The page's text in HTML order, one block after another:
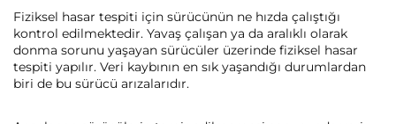
Fiziksel hasar tespiti için sürücünün ne hızda çalıştığı
kontrol edilmektedir. Yavaş çalışan ya da aralıklı olarak
donma sorunu yaşayan sürücüler üzerinde fiziksel hasar
tespiti yapılır. Veri kaybının en sık yaşandığı durumlardan
biri de bu sürücü arızalarıdır.